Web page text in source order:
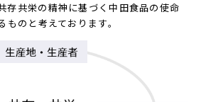
存共栄の精神に基づく中田食品の使命
のと考えております。